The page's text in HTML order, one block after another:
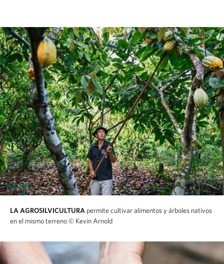
LA AGROSILVICULTURA permite cultivar alimentos y árboles nativos
en el mismo terreno© Kevin Arnold